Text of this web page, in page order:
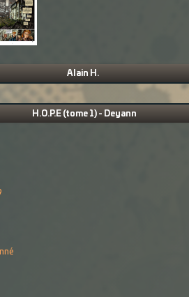
Alain H.
H.O.P.E (tome 1) - Deyann